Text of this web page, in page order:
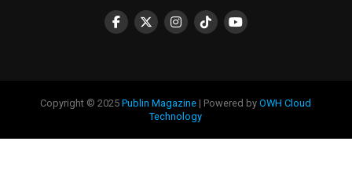
Copyright © 2025Publin Magazine | Powered byOWH Cloud
Technology